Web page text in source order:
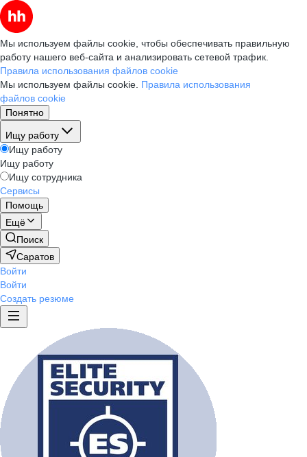
Мы используем файлы cookie, чтобы обеспечивать правильную
работу нашего веб-сайта и анализировать сетевой трафик.
Правила использования файлов cookie
Мы используем файлы cookie. Правила использования
файлов cookie
Понятно
Ищу работу
Ищу работу
Ищу работу
Ищу сотрудника
Сервисы
Помощь
Ещё
Поиск
Саратов
Войти
Войти
Создать резюме